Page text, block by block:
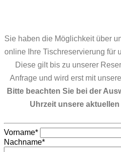
Sie haben die Möglichkeit über
online Ihre Tischreservierung für
Diese gilt bis zu unserer
Anfrage und wird erst mit
Bitte beachten Sie bei der
Uhrzeit unsere aktuellen
Vorname*
Nachname*